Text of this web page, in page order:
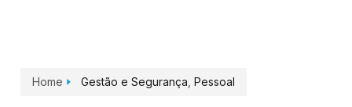
Home Gestão e Segurança Pessoal